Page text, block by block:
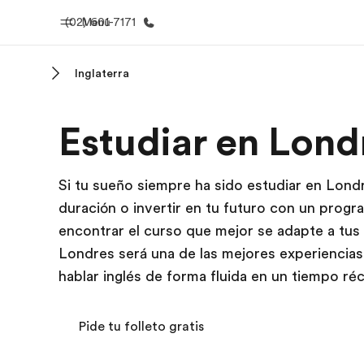
Menú
(02) 601-7171
Bienvenido a EF Ver todo lo
Inglaterra
Estudiar en
Si tu sueño siempre ha sido estudiar en
duración o invertir en tu futuro con un
encontrar el curso que mejor se adapte a
Londres será una de las mejores
hablar inglés de forma fluida en un tiempo
Pide tu folleto gratis